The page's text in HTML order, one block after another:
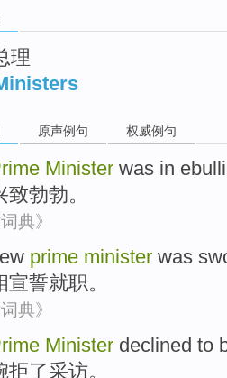
理
原声例句 权威例句
Minister was in
致勃勃。
典》
prime minister was
宣誓就职。
典》
Minister declined to
拒了采访。